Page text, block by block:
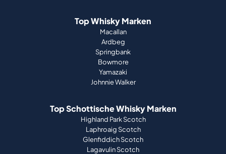
Top Whisky Marken
Macallan
Ardbeg
Springbank
Bowmore
Yamazaki
Johnnie Walker
Top Schottische Whisky Marken
Highland Park Scotch
Laphroaig Scotch
Glenfiddich Scotch
Lagavulin Scotch